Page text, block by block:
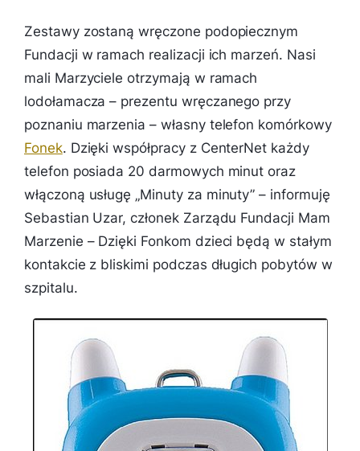
Zestawy zostaną wręczone podopiecznym
Fundacji w ramach realizacji ich marzeń. Nasi
mali Marzyciele otrzymają w ramach
lodołamacza – prezentu wręczanego przy
poznaniu marzenia – własny telefon komórkowy
Fonek. Dzięki współpracy z CenterNet każdy
telefon posiada 20 darmowych minut oraz
włączoną usługę „Minuty za minuty” – informuję
Sebastian Uzar, członek Zarządu Fundacji Mam
Marzenie – Dzięki Fonkom dzieci będą w stałym
kontakcie z bliskimi podczas długich pobytów w
szpitalu.